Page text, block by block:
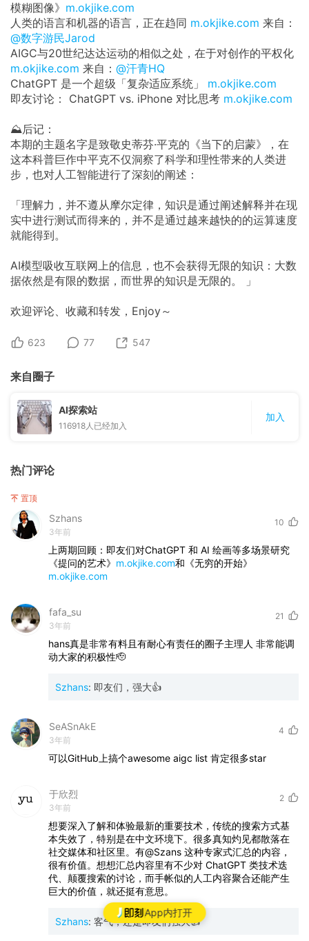
App内打开
模糊图像》 m.okjike.com
人类的语言和机器的语言，正在趋同 m.okjike.com 来自：
@数字游民Jarod
AIGC与20世纪达达运动的相似之处，在于对创作的平权化
m.okjike.com 来自： @汗青HQ
ChatGPT 是一个超级「复杂适应系统」 m.okjike.com
即友讨论： ChatGPT vs. iPhone 对比思考 m.okjike.com
⛰️后记：
本期的主题名字是致敬史蒂芬·平克的《当下的启蒙》，在
这本科普巨作中平克不仅洞察了科学和理性带来的人类进
步，也对人工智能进行了深刻的阐述：
「理解力，并不遵从摩尔定律，知识是通过阐述解释并在现
实中进行测试而得来的，并不是通过越来越快的的运算速度
就能得到。
AI模型吸收互联网上的信息，也不会获得无限的知识：大数
据依然是有限的数据，而世界的知识是无限的。 」
欢迎评论、收藏和转发，Enjoy～
623 77 547
来自圈子
AI探索站
116918 人已经加入
加入
热门评论
置顶
Szhans
3年前
10
上两期回顾：即友们对ChatGPT 和 AI 绘画等多场景研究
《提问的艺术》 m.okjike.com和《无穷的开始》
m.okjike.com
fafa_su
3年前
21
hans真是非常有料且有耐心有责任的圈子主理人 非常能调
动大家的积极性🫡
Szhans: 即友们，强大👍
SeASnAkE
3年前
4
可以GitHub上搞个awesome aigc list 肯定很多star
于欣烈
3年前
2
想要深入了解和体验最新的重要技术，传统的搜索方式基
本失效了，特别是在中文环境下。很多真知灼见都散落在
社交媒体和社区里。有@Szans 这种专家式汇总的内容，
很有价值。想想汇总内容里有不少对 ChatGPT 类技术迭
代、颠覆搜索的讨论，而手帐似的人工内容聚合还能产生
巨大的价值，就还挺有意思。
Szhans: 客气，还是即友们强大👍